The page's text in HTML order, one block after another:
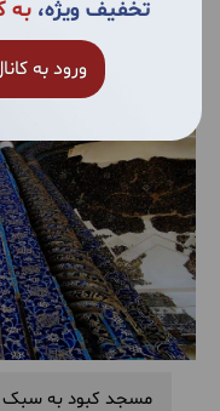
تخفیف ویژه،به
ورود به
ساعتبروید. مسجد
میدان ساعت، جنب
مسجد کبود به سبک